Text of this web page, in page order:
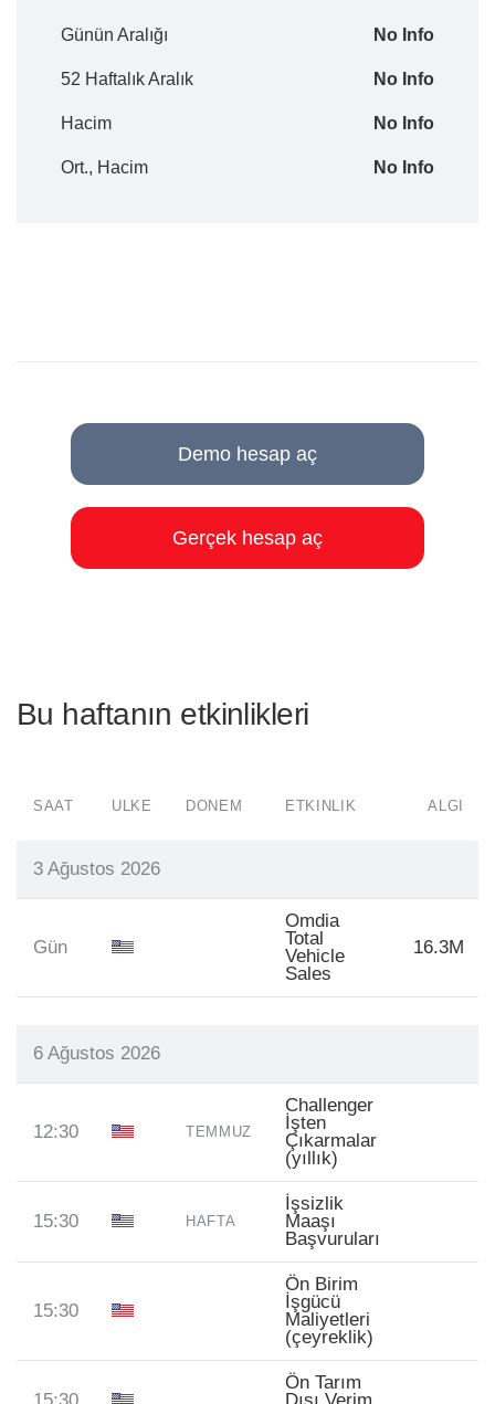
Günün Aralığı No Info
52 Haftalık Aralık No Info
Hacim No Info
Ort., Hacim No Info
Demo hesap aç
Gerçek hesap aç
Bu haftanın etkinlikleri
SAAT ÜLKE DÖNEM ETKINLIK ALGI
3 Ağustos 2026
Gün
Omdia
Total
Vehicle
Sales
16.3M
6 Ağustos 2026
12:30 TEMMUZ
Challenger
İşten
Çıkarmalar
(yıllık)
15:30 HAFTA
İşsizlik
Maaşı
Başvuruları
15:30
Ön Birim
İşgücü
Maliyetleri
(çeyreklik)
Ön Tarım